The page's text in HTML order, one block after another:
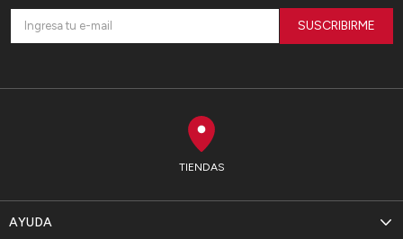
TIENDAS
AYUDA
SUSCRIBIRME